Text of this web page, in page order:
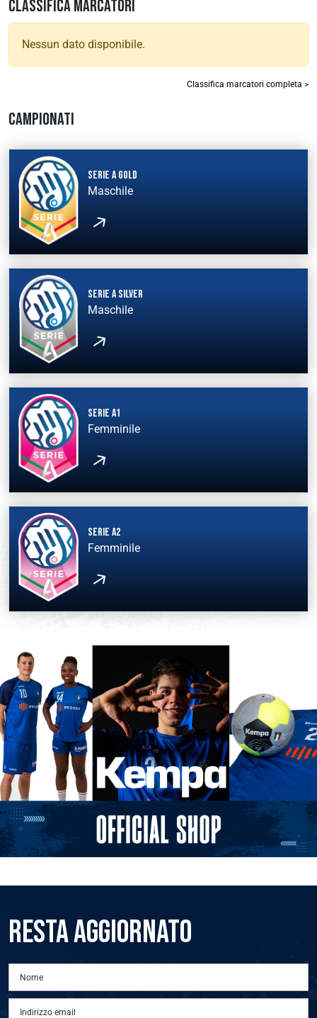
CLASSIFICA MARCATORI
Nessun dato disponibile.
Classifica marcatori completa >
CAMPIONATI
Serie A Gold
Maschile
Serie A Silver
Maschile
Serie A1
Femminile
Serie A2
Femminile
RESTA AGGIORNATO